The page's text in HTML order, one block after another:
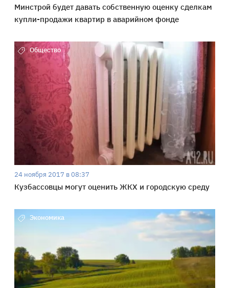
Минстрой будет давать собственную оценку сделкам
купли-продажи квартир в аварийном фонде
Общество
24 ноября 2017 в 08:37
Кузбассовцы могут оценить ЖКХ и городскую среду
Экономика